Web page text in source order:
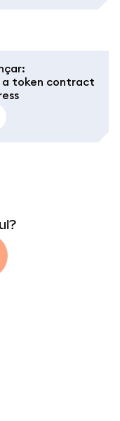
:
a token contract